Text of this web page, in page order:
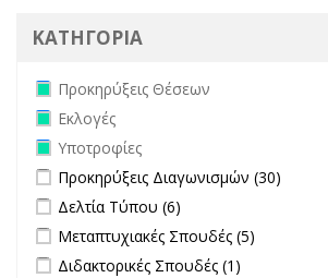
ΚΑΤΗΓΟΡΙΑ
Remove Προκηρύξεις Θέσεων filter
Προκηρύξεις Θέσεων
Remove Εκλογές filter
Εκλογές
Remove Υποτροφίες filter
Υποτροφίες
Apply Προκηρύξεις Διαγωνισμών filter
Προκηρύξεις Διαγωνισμών (30)
Apply Δελτία Τύπου filter
Δελτία Τύπου (6)
Apply Μεταπτυχιακές Σπουδές filter
Μεταπτυχιακές Σπουδές (5)
Apply Διδακτορικές Σπουδές filter
Διδακτορικές Σπουδές (1)